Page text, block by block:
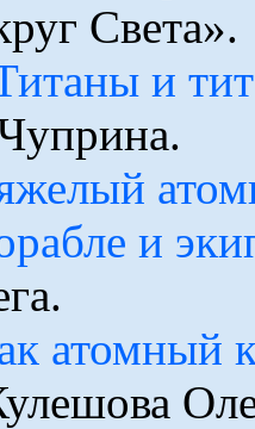
Света».
и
и
атомный